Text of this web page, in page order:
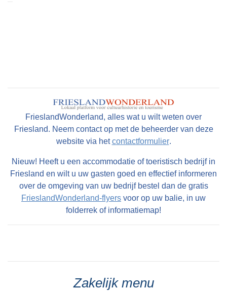
FrieslandWonderland, alles wat u wilt weten over
Friesland. Neem contact op met de beheerder van deze
website via hetcontactformulier.
Nieuw! Heeft u een accommodatie of toeristisch bedrijf in
Friesland en wilt u uw gasten goed en effectief informeren
over de omgeving van uw bedrijf bestel dan de gratis
FrieslandWonderland-flyers voor op uw balie, in uw
folderrek of informatiemap!
Zakelijk menu